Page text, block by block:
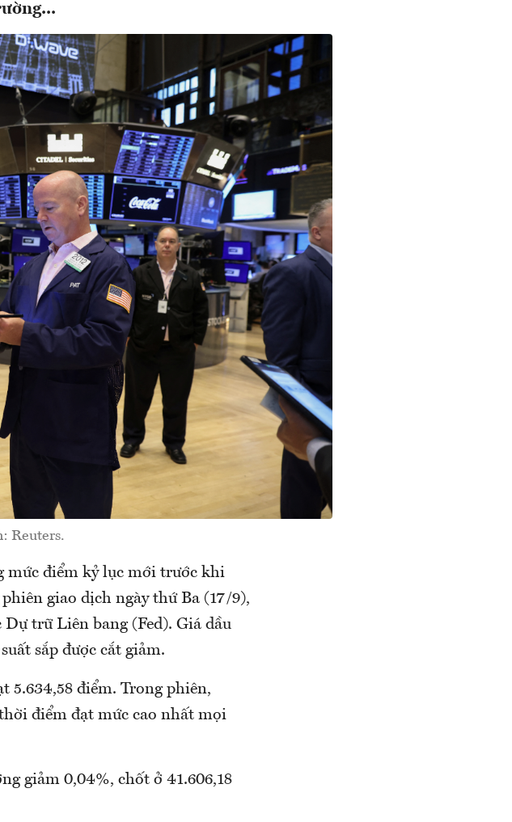
Reuters.
mức điểm kỷ lục mới trước khi
giao dịch ngày thứ Ba (17/9),
trữ Liên bang (Fed). Giá dầu
sắp được cắt giảm.
5.634,58 điểm. Trong phiên,
điểm đạt mức cao nhất mọi
giảm 0,04%, chốt ở 41.606,18